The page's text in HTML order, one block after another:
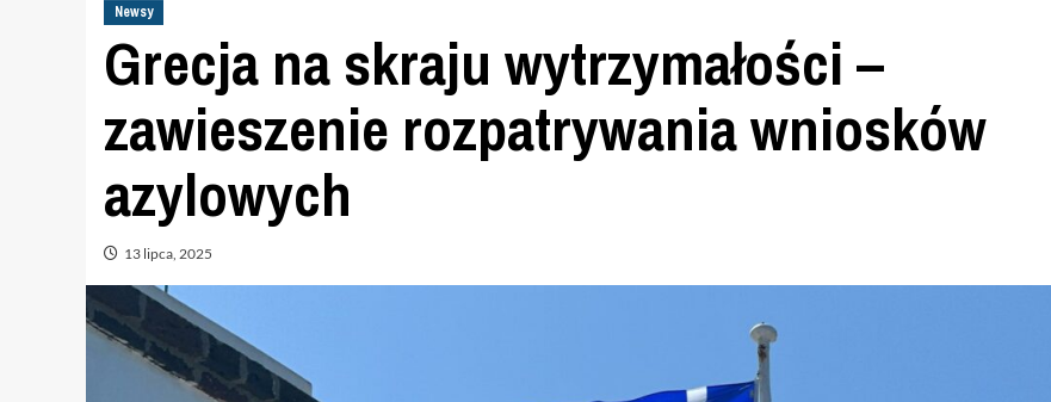
Newsy
Grecja na skraju wytrzymałości –
zawieszenie rozpatrywania wniosków
azylowych
13 lipca, 2025